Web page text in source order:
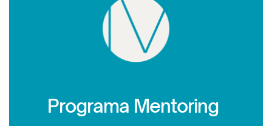
Programa Mentoring